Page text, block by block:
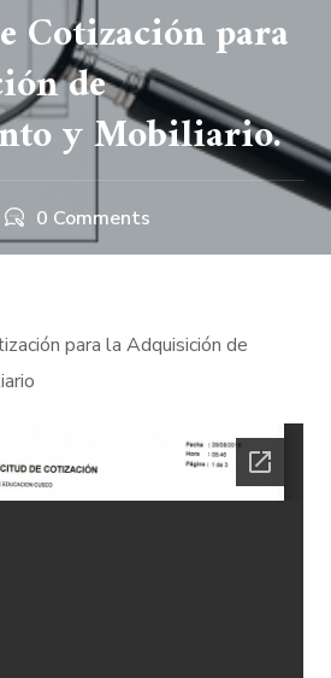
Cotización para
de
y Mobiliario.
0 Comments
para la Adquisición de